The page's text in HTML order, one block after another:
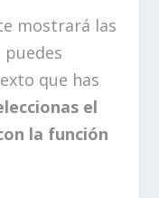
mostrará las
que has
el
la función